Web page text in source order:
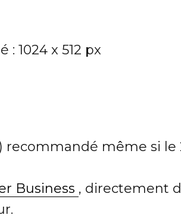
1024 x 512 px
recommandé même si le
Business , directement